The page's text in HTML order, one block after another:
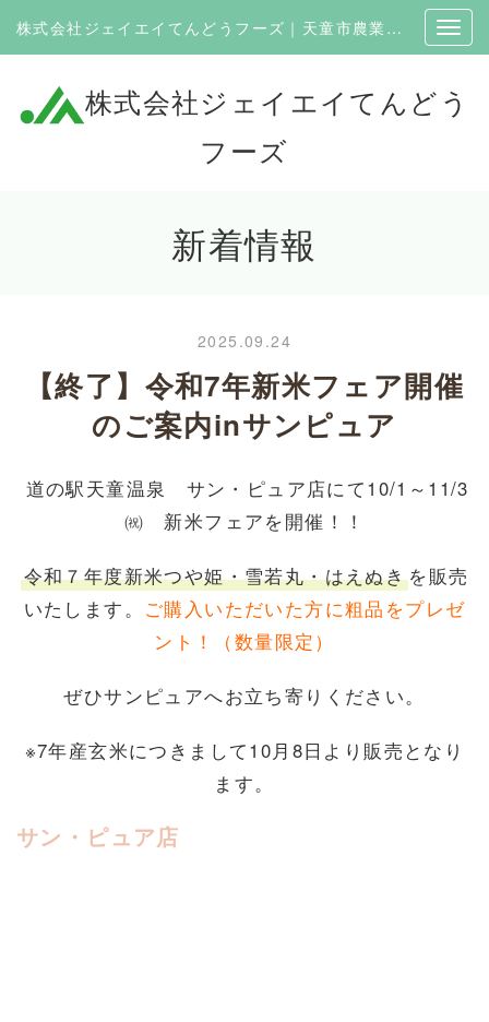
株式会社ジェイエイてんどうフーズ｜天童市農業協同組合100％出資の企業
株式会社ジェイエイてんどう
フーズ
新着情報
2025.09.24
【終了】令和7年新米フェア開催
のご案内inサンピュア
道の駅天童温泉 サン・ピュア店にて10/1～11/3
㈷ 新米フェアを開催！！
令和７年度新米つや姫・雪若丸・はえぬきを販売
いたします。 ご購入いただいた方に粗品をプレゼ
ント！（数量限定）
ぜひサンピュアへお立ち寄りください。
※7年産玄米につきまして10月8日より販売となり
ます。
サン・ピュア店